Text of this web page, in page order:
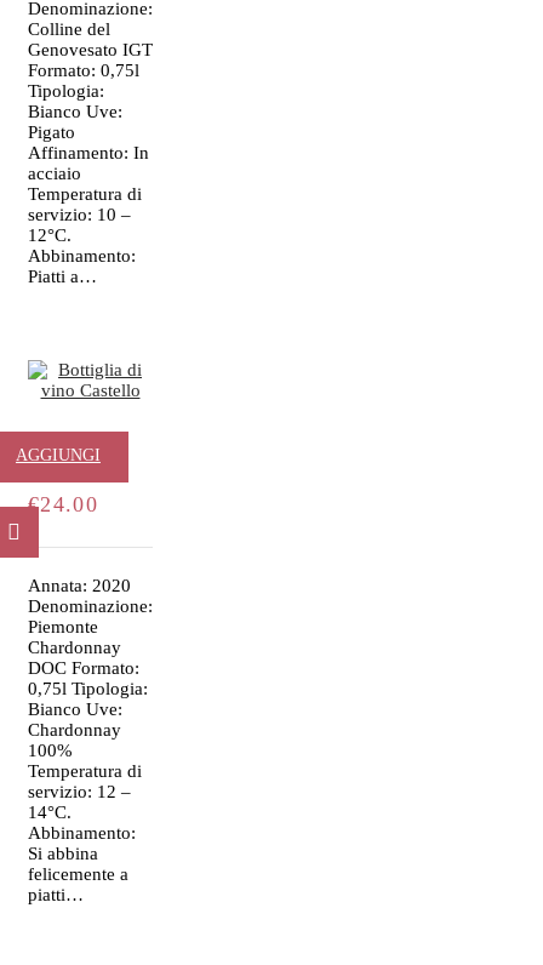
Denominazione:
Colline del
Genovesato IGT
Formato: 0,75l
Tipologia:
Bianco Uve:
Pigato
Affinamento: In
acciaio
Temperatura di
servizio: 10 –
12°C.
Abbinamento:
Piatti a…
Castello
€24.00
AGGIUNGI
AL
CARRELLO
Annata: 2020
Denominazione:
Piemonte
Chardonnay
DOC Formato:
0,75l Tipologia:
Bianco Uve:
Chardonnay
100%
Temperatura di
servizio: 12 –
14°C.
Abbinamento:
Si abbina
felicemente a
piatti…